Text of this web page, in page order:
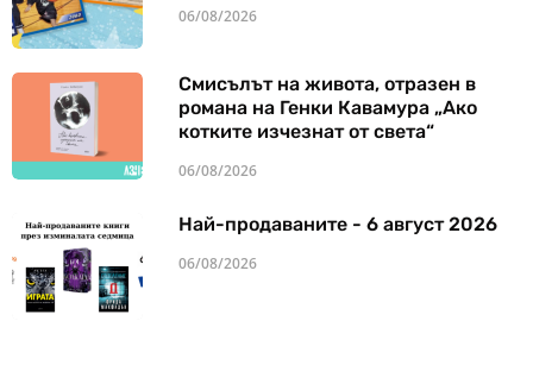
06/08/2026
Смисълът на живота, отразен в
романа на Генки Кавамура „Ако
котките изчезнат от света“
06/08/2026
Най-продаваните - 6 август 2026
06/08/2026